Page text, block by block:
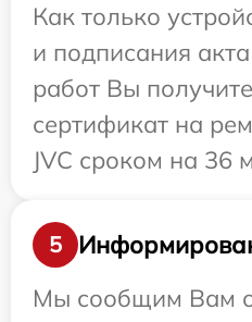
Как только
и подписания
работ Вы
сертификат на
JVC сроком на 36
5
Мы сообщим Вам